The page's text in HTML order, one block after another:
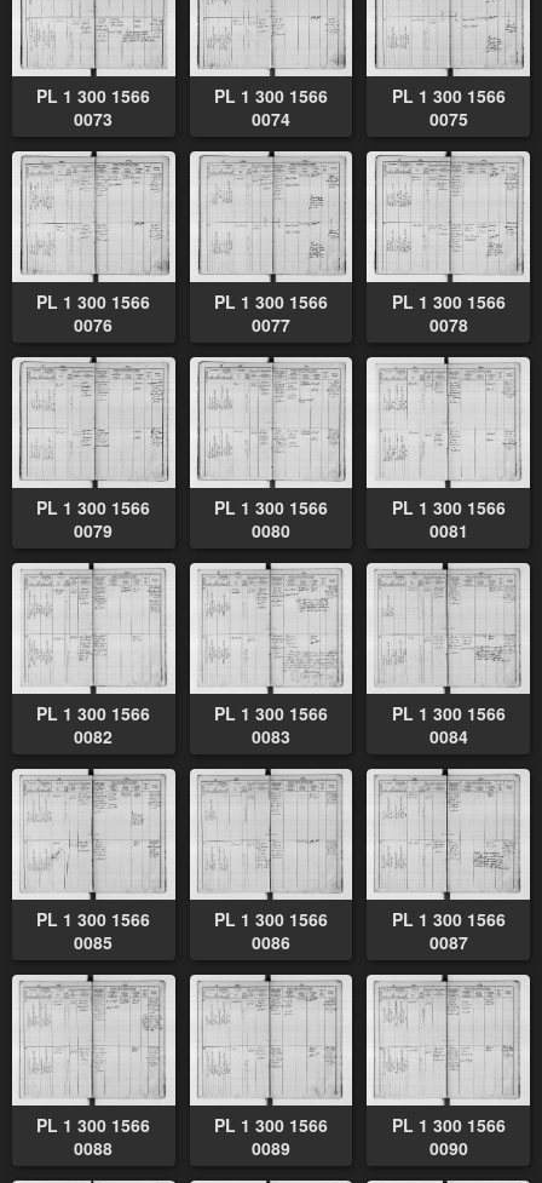
PL 1 300 1566
0073
PL 1 300 1566
0074
PL 1 300 1566
0075
PL 1 300 1566
0076
PL 1 300 1566
0077
PL 1 300 1566
0078
PL 1 300 1566
0079
PL 1 300 1566
0080
PL 1 300 1566
0081
PL 1 300 1566
0082
PL 1 300 1566
0083
PL 1 300 1566
0084
PL 1 300 1566
0085
PL 1 300 1566
0086
PL 1 300 1566
0087
PL 1 300 1566
0088
PL 1 300 1566
0089
PL 1 300 1566
0090